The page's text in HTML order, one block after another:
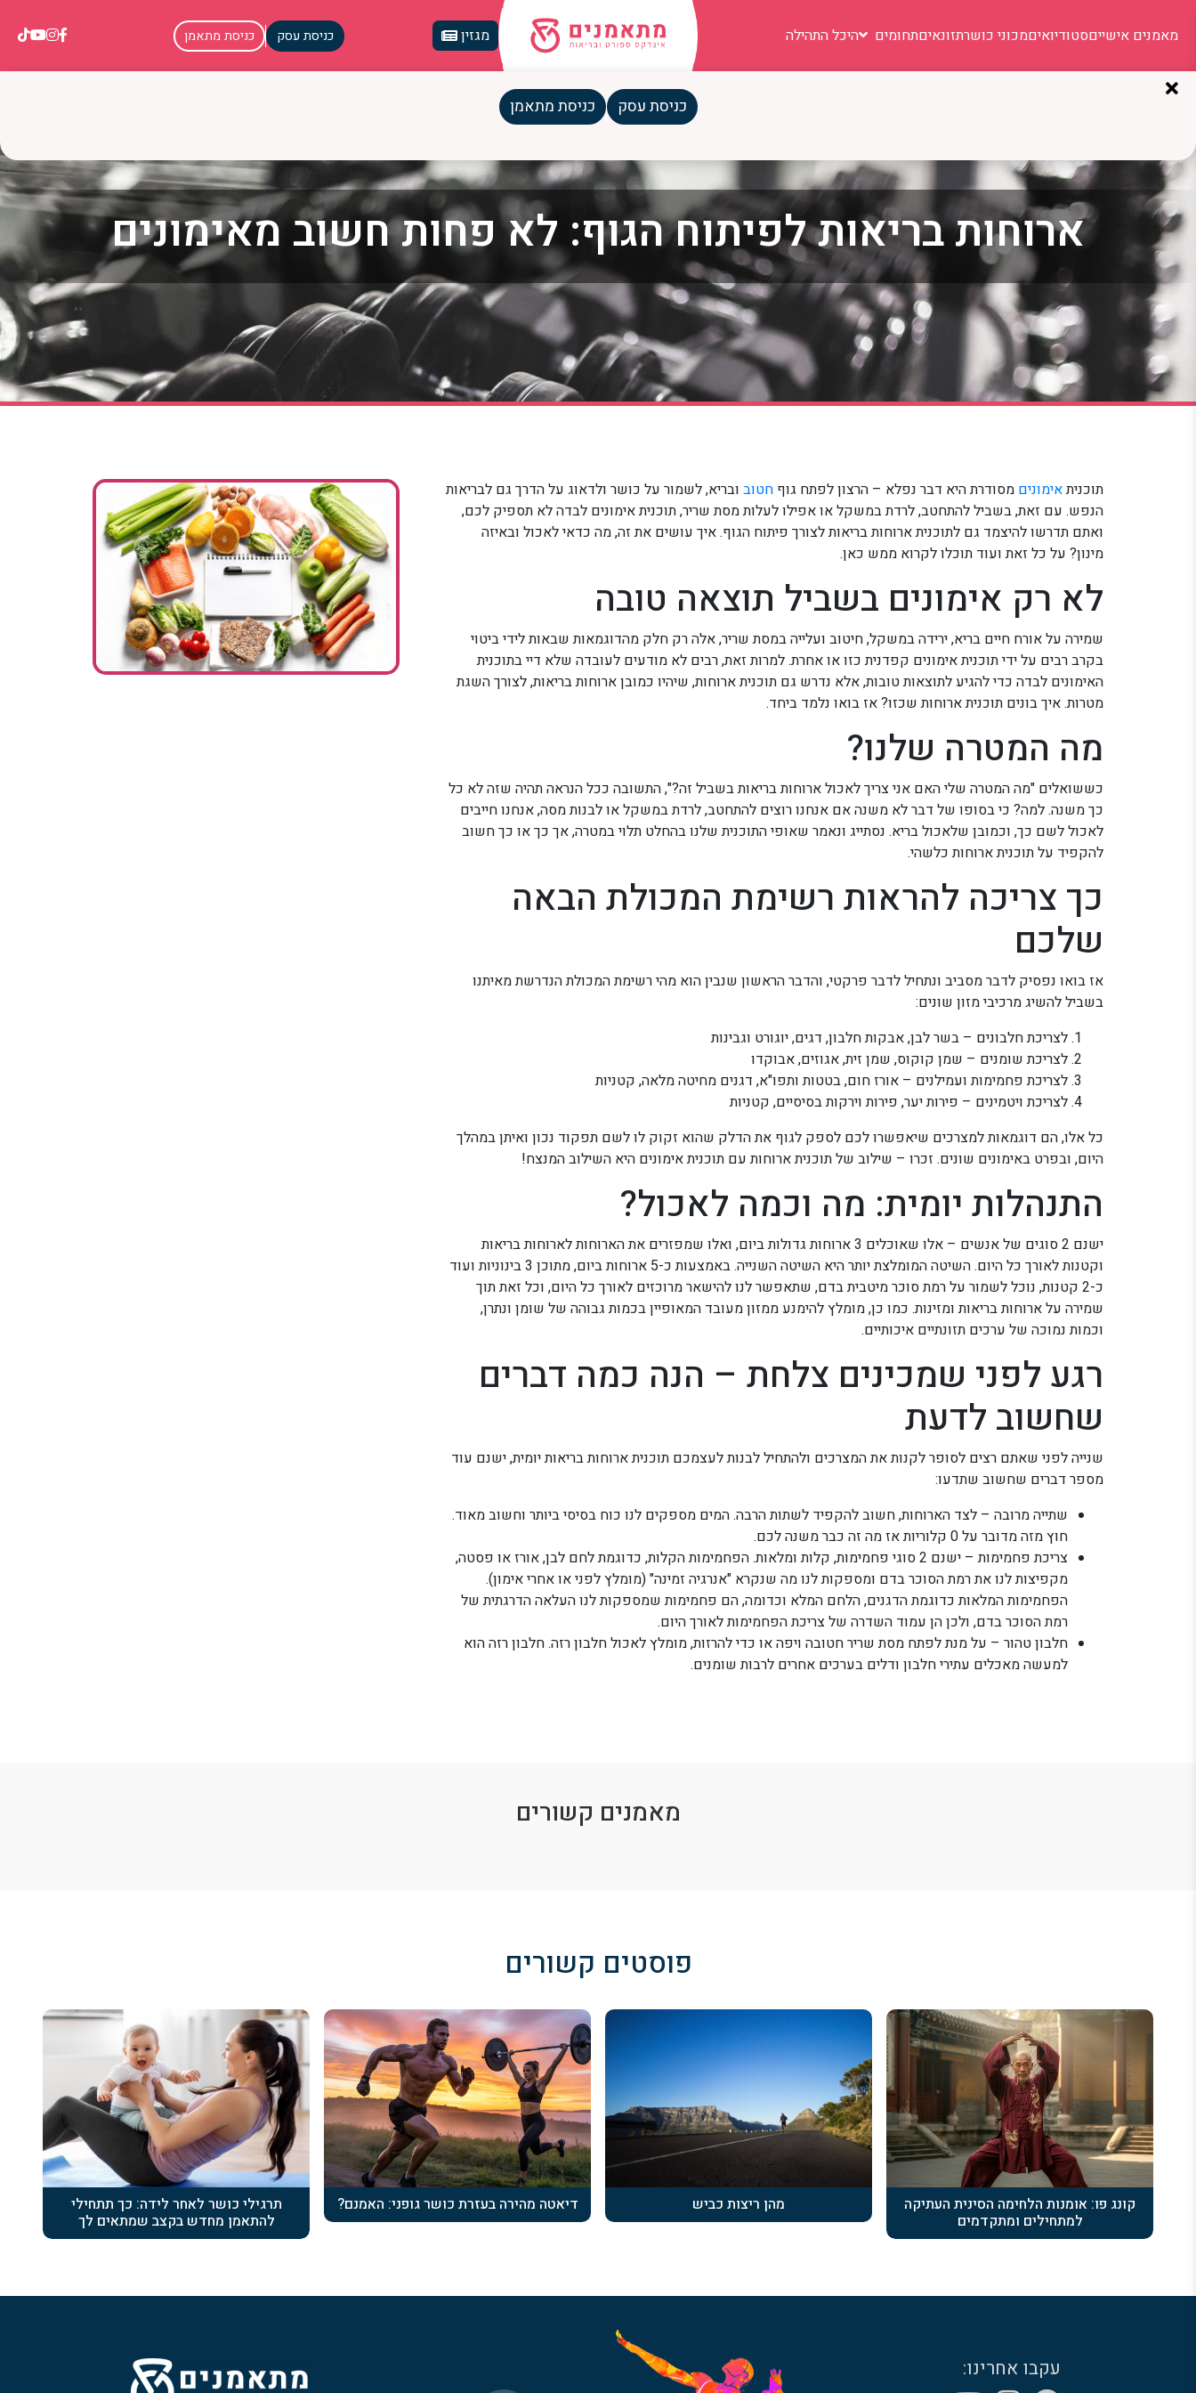
מאמנים אישייםסטודיואיםמכוני כושרתזונאיםתחומים היכל התהילה מגזין כניסת עסק כניסת מתאמן
כניסת עסק כניסת מתאמן
ארוחות בריאות לפיתוח הגוף: לא פחות חשוב מאימונים
תוכניתאימונים מסודרת היא דבר נפלא – הרצון לפתח גוף חטוב ובריא, לשמור על כושר ולדאוג על הדרך גם לבריאות
הנפש. עם זאת, בשביל להתחטב, לרדת במשקל או אפילו לעלות מסת שריר, תוכנית אימונים לבדה לא תספיק לכם,
ואתם תדרשו להיצמד גם לתוכנית ארוחות בריאות לצורך פיתוח הגוף. איך עושים את זה, מה כדאי לאכול ובאיזה
מינון? על כל זאת ועוד תוכלו לקרוא ממש כאן.
לא רק אימונים בשביל תוצאה טובה
שמירה על אורח חיים בריא, ירידה במשקל, חיטוב ועלייה במסת שריר, אלה רק חלק מהדוגמאות שבאות לידי ביטוי
בקרב רבים על ידי תוכנית אימונים קפדנית כזו או אחרת. למרות זאת, רבים לא מודעים לעובדה שלא דיי בתוכנית
האימונים לבדה כדי להגיע לתוצאות טובות, אלא נדרש גם תוכנית ארוחות, שיהיו כמובן ארוחות בריאות, לצורך השגת
מטרות. איך בונים תוכנית ארוחות שכזו? אז בואו נלמד ביחד.
מה המטרה שלנו?
כששואלים "מה המטרה שלי האם אני צריך לאכול ארוחות בריאות בשביל זה?", התשובה ככל הנראה תהיה שזה לא כל
כך משנה. למה? כי בסופו של דבר לא משנה אם אנחנו רוצים להתחטב, לרדת במשקל או לבנות מסה, אנחנו חייבים
לאכול לשם כך, וכמובן שלאכול בריא. נסתייג ונאמר שאופי התוכנית שלנו בהחלט תלוי במטרה, אך כך או כך חשוב
להקפיד על תוכנית ארוחות כלשהי.
כך צריכה להראות רשימת המכולת הבאה
שלכם
אז בואו נפסיק לדבר מסביב ונתחיל לדבר פרקטי, והדבר הראשון שנבין הוא מהי רשימת המכולת הנדרשת מאיתנו
בשביל להשיג מרכיבי מזון שונים:
לצריכת חלבונים – בשר לבן, אבקות חלבון, דגים, יוגורט וגבינות
לצריכת שומנים – שמן קוקוס, שמן זית, אגוזים, אבוקדו
לצריכת פחמימות ועמילנים – אורז חום, בטטות ותפו"א, דגנים מחיטה מלאה, קטניות
לצריכת ויטמינים – פירות יער, פירות וירקות בסיסיים, קטניות
כל אלו, הם דוגמאות למצרכים שיאפשרו לכם לספק לגוף את הדלק שהוא זקוק לו לשם תפקוד נכון ואיתן במהלך
היום, ובפרט באימונים שונים. זכרו – שילוב של תוכנית ארוחות עם תוכנית אימונים היא השילוב המנצח!
התנהלות יומית: מה וכמה לאכול?
ישנם 2 סוגים של אנשים – אלו שאוכלים 3 ארוחות גדולות ביום, ואלו שמפזרים את הארוחות לארוחות בריאות
וקטנות לאורך כל היום. השיטה המומלצת יותר היא השיטה השנייה. באמצעות כ-5 ארוחות ביום, מתוכן 3 בינוניות ועוד
כ-2 קטנות, נוכל לשמור על רמת סוכר מיטבית בדם, שתאפשר לנו להישאר מרוכזים לאורך כל היום, וכל זאת תוך
שמירה על ארוחות בריאות ומזינות. כמו כן, מומלץ להימנע ממזון מעובד המאופיין בכמות גבוהה של שומן ונתרן,
וכמות נמוכה של ערכים תזונתיים איכותיים.
רגע לפני שמכינים צלחת – הנה כמה דברים
שחשוב לדעת
שנייה לפני שאתם רצים לסופר לקנות את המצרכים ולהתחיל לבנות לעצמכם תוכנית ארוחות בריאות יומית, ישנם עוד
מספר דברים שחשוב שתדעו:
שתייה מרובה – לצד הארוחות, חשוב להקפיד לשתות הרבה. המים מספקים לנו כוח בסיסי ביותר וחשוב מאוד.
חוץ מזה מדובר על 0 קלוריות אז מה זה כבר משנה לכם.
צריכת פחמימות – ישנם 2 סוגי פחמימות, קלות ומלאות. הפחמימות הקלות, כדוגמת לחם לבן, אורז או פסטה,
מקפיצות לנו את רמת הסוכר בדם ומספקות לנו מה שנקרא "אנרגיה זמינה" (מומלץ לפני או אחרי אימון).
הפחמימות המלאות כדוגמת הדגנים, הלחם המלא וכדומה, הם פחמימות שמספקות לנו העלאה הדרגתית של
רמת הסוכר בדם, ולכן הן עמוד השדרה של צריכת הפחמימות לאורך היום.
חלבון טהור – על מנת לפתח מסת שריר חטובה ויפה או כדי להרזות, מומלץ לאכול חלבון רזה. חלבון רזה הוא
למעשה מאכלים עתירי חלבון ודלים בערכים אחרים לרבות שומנים.
מאמנים קשורים
פוסטים קשורים
קונג פו: אומנות הלחימה הסינית העתיקה
למתחילים ומתקדמים
מהן ריצות כביש דיאטה מהירה בעזרת כושר גופני: האמנם? תרגילי כושר לאחר לידה: כך תתחילי
להתאמן מחדש בקצב שמתאים לך
עקבו אחרינו: